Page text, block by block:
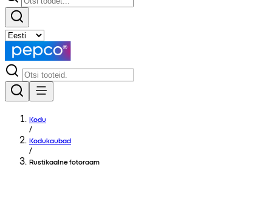
Kodu
/
Kodukaubad
/
Rustikaalne fotoraam